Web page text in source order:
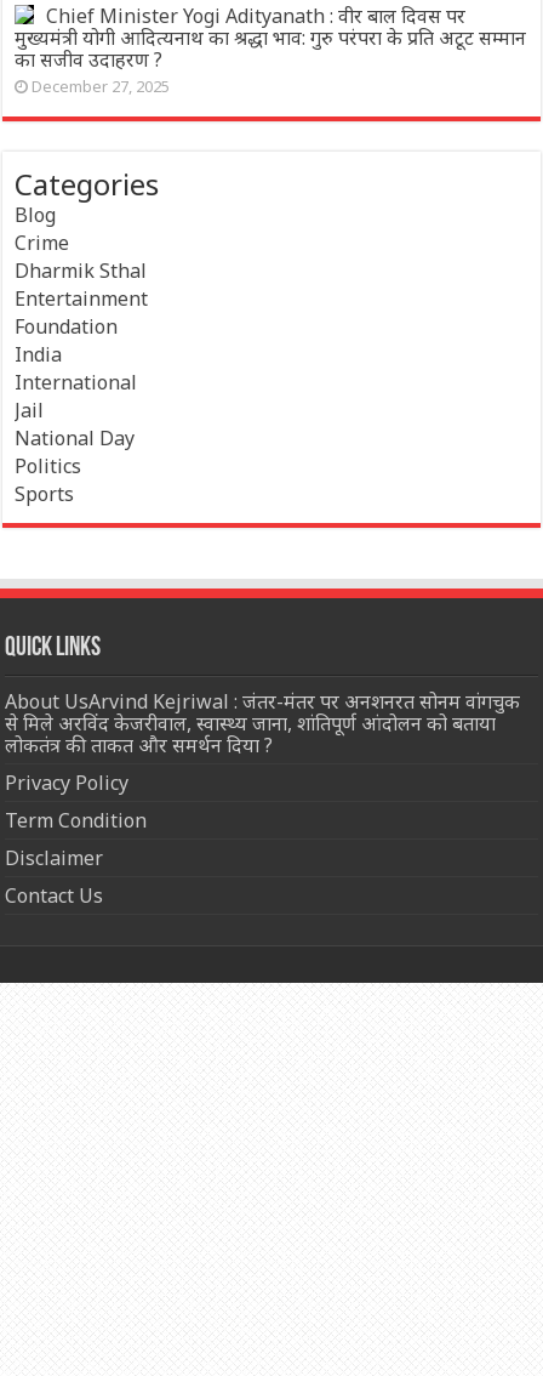
Chief Minister Yogi Adityanath : वीर बाल दिवस पर
मुख्यमंत्री योगी आदित्यनाथ का श्रद्धा भाव: गुरु परंपरा के प्रति अटूट सम्मान
का सजीव उदाहरण ?
December 27, 2025
Categories
Blog
Crime
Dharmik Sthal
Entertainment
Foundation
India
International
Jail
National Day
Politics
Sports
Quick Links
About UsArvind Kejriwal : जंतर-मंतर पर अनशनरत सोनम वांगचुक
से मिले अरविंद केजरीवाल, स्वास्थ्य जाना, शांतिपूर्ण आंदोलन को बताया
लोकतंत्र की ताकत और समर्थन दिया ?
Privacy Policy
Term Condition
Disclaimer
Contact Us